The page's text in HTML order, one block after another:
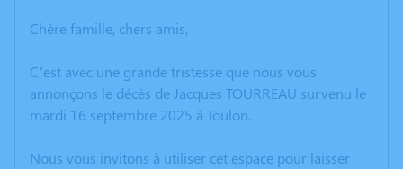
Chère famille, chers amis,
C’est avec une grande tristesse que nous vous
annonçons le décès de Jacques TOURREAU survenu le
mardi 16 septembre 2025 à Toulon.
Nous vous invitons à utiliser cet espace pour laisser